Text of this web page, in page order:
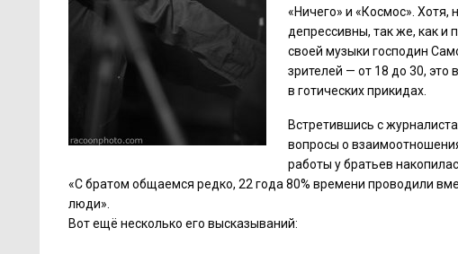
«Ничего» и «Космос».
депрессивны, так же, как и
своей музыки господин
зрителей — от 18 до 30, это
в готических прикидах.
Встретившись с
вопросы о
работы у братьев
«С братом общаемся редко, 22 года 80% времени проводили
люди».
Вот ещё несколько его высказываний: